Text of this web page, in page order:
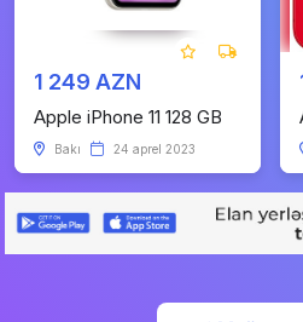
1 249 AZN
Apple iPhone 11 128 GB
Bakı 24 aprel 2023